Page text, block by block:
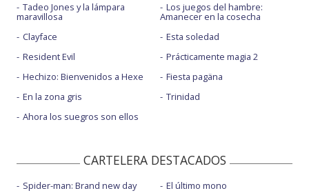
Tadeo Jones y la lámpara
maravillosa
Clayface
Resident Evil
Hechizo: Bienvenidos a Hexe
En la zona gris
Ahora los suegros son ellos
Los juegos del hambre:
Amanecer en la cosecha
Esta soledad
Prácticamente magia 2
Fiesta pagäna
Trinidad
CARTELERA DESTACADOS
Spider-man: Brand new day
El último mono